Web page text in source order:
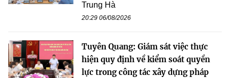
Trung Hà
20:29 06/08/2026
Tuyên Quang: Giám sát việc thực
hiện quy định về kiểm soát quyền
lực trong công tác xây dựng pháp